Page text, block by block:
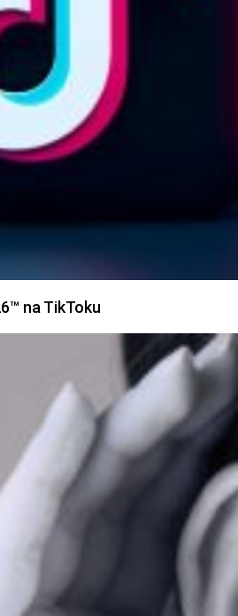
na TikToku